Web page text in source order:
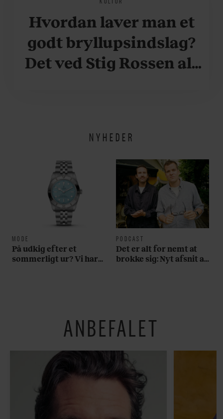
Hvordan laver man et
godt bryllupsindslag?
Det ved Stig Rossen alt
NYHEDER
MODE
På udkig efter et
sommerligt ur? Vi har
PODCAST
Det er alt for nemt at
brokke sig: Nyt afsnit af
ANBEFALET